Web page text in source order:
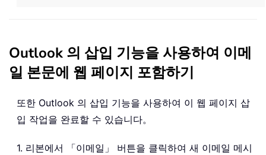
Outlook 의 삽입 기능을 사용하여 이메
일 본문에 웹 페이지 포함하기
또한 Outlook 의 삽입 기능을 사용하여 이 웹 페이지 삽
입 작업을 완료할 수 있습니다。
1. 리본에서 「이메일」 버튼을 클릭하여 새 이메일 메시